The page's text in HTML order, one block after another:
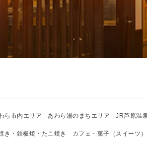
ら市内エリア あわら湯のまちエリア JR芦原温
き・鉄板焼・たこ焼き カフェ・菓子（スイーツ）